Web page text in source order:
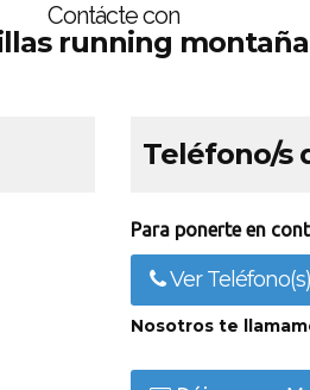
Contácte con
running montaña
Teléfono/s
Para ponerte en
Ver Teléfono(s)
Nosotros te